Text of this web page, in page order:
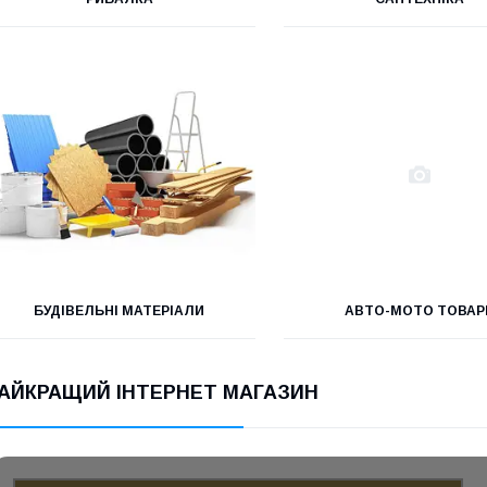
БУДІВЕЛЬНІ МАТЕРІАЛИ АВТО-МОТО
ІНТЕРНЕТ МАГАЗИН